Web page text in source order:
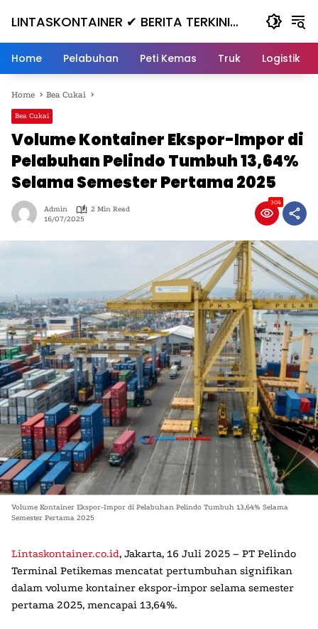
LINTASKONTAINER ✔ BERITA TERKINI
KONTAINER TERBARU HARI INI
Home Pelabuhan Peti Kemas Truk Logistik
Home Bea Cukai
Bea Cukai
Volume Kontainer Ekspor-Impor di
Pelabuhan Pelindo Tumbuh 13,64%
Selama Semester Pertama 2025
Admin
2 Min Read
16/07/2025
304
Volume Kontainer Ekspor-Impor di Pelabuhan Pelindo Tumbuh 13,64% Selama
Semester Pertama 2025
Lintaskontainer.co.id, Jakarta, 16 Juli 2025 – PT Pelindo
Terminal Petikemas mencatat pertumbuhan signifikan
dalam volume kontainer ekspor-impor selama semester
pertama 2025, mencapai 13,64%.